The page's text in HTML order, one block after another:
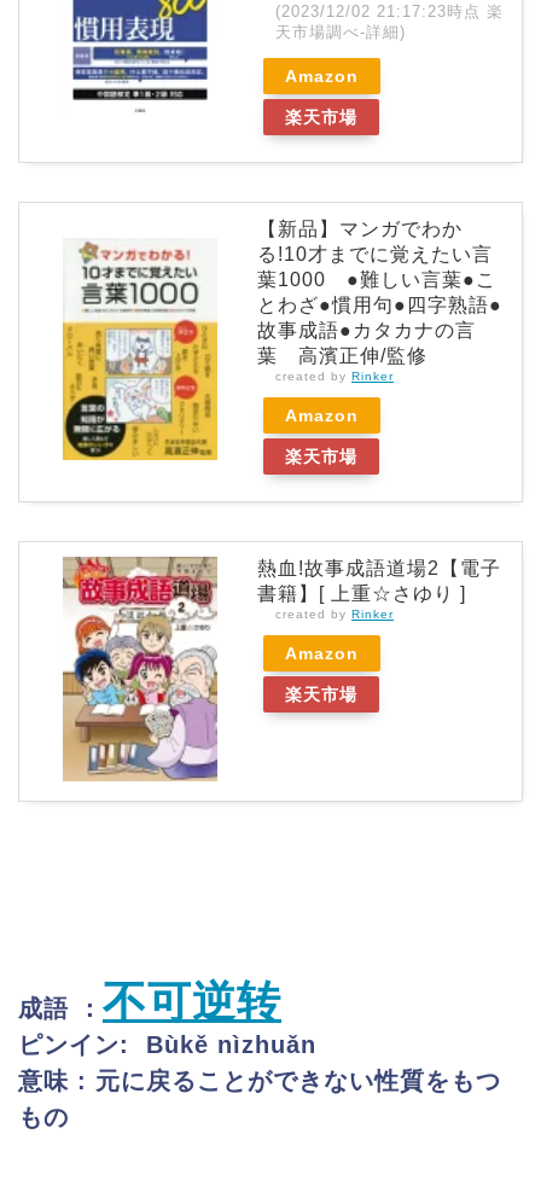
(2023/12/02 21:17:23時点 楽
天市場調べ-詳細)
Amazon
楽天市場
【新品】マンガでわか
る!10才までに覚えたい言
葉1000 ●難しい言葉●こ
とわざ●慣用句●四字熟語●
故事成語●カタカナの言
葉 高濱正伸/監修
created by Rinker
Amazon
楽天市場
熱血!故事成語道場2【電子
書籍】[ 上重☆さゆり ]
created by Rinker
Amazon
楽天市場
成語 ： 不可逆转
ピンイン: Bùkě nìzhuǎn
意味 : 元に戻ることができない性質をもつ
もの